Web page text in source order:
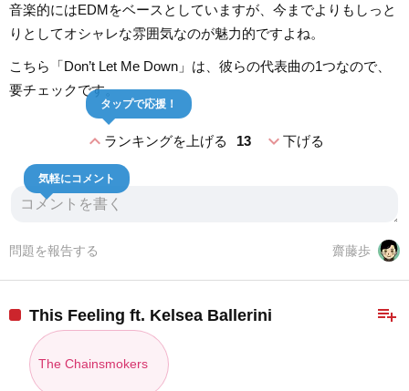
音楽的にはEDMをベースとしていますが、今までよりもしっと
りとしてオシャレな雰囲気なのが魅力的ですよね。
こちら「Don’t Let Me Down」は、彼らの代表曲の1つなので、
要チェックです。
expand_lessランキングを上げる 13
タップで応援！
expand_more下げる
気軽にコメント
齋藤歩
問題を報告する
playlist_add
This Feeling ft. Kelsea Ballerini
The Chainsmokers